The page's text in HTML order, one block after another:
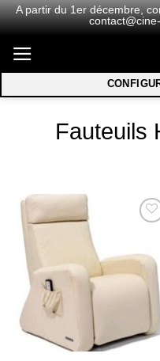
A partir du 1er décembre,
Passer
Fauteuils
wishlist